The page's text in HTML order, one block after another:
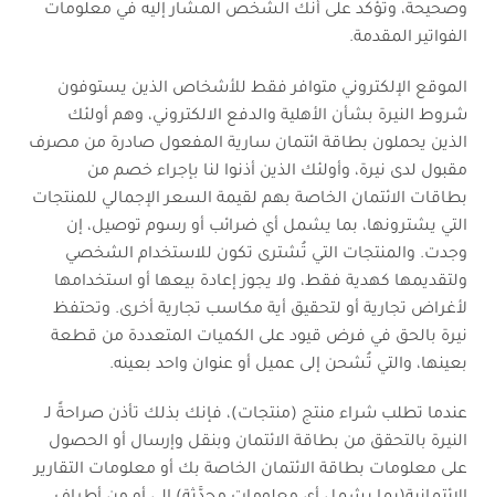
وصحيحة، وتؤكد على أنك الشخص المشار إليه في معلومات
الفواتير المقدمة.
الموقع الإلكتروني متوافر فقط للأشخاص الذين يستوفون
شروط النيرة بشأن الأهلية والدفع الالكتروني، وهم أولئك
الذين يحملون بطاقة ائتمان سارية المفعول صادرة من مصرف
مقبول لدى نيرة، وأولئك الذين أذنوا لنا بإجراء خصم من
بطاقات الائتمان الخاصة بهم لقيمة السعر الإجمالي للمنتجات
التي يشترونها، بما يشمل أي ضرائب أو رسوم توصيل، إن
وجدت. والمنتجات التي تُشترى تكون للاستخدام الشخصي
ولتقديمها كهدية فقط، ولا يجوز إعادة بيعها أو استخدامها
لأغراض تجارية أو لتحقيق أية مكاسب تجارية أخرى. وتحتفظ
نيرة بالحق في فرض قيود على الكميات المتعددة من قطعة
بعينها، والتي تُشحن إلى عميل أو عنوان واحد بعينه.
عندما تطلب شراء منتج (منتجات)، فإنك بذلك تأذن صراحةً لـ
النيرة بالتحقق من بطاقة الائتمان وبنقل وإرسال أو الحصول
على معلومات بطاقة الائتمان الخاصة بك أو معلومات التقارير